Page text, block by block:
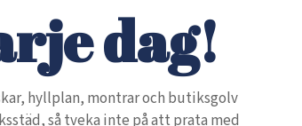
dag!
hyllplan, montrar och butiksgolv
så tveka inte på att prata med